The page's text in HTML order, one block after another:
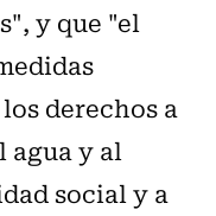
y que "el
derechos a
agua y al
social y a